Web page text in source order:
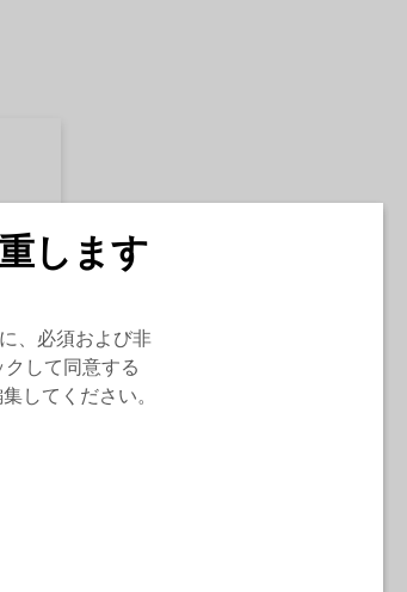
します
、必須および非
して同意する
してください。